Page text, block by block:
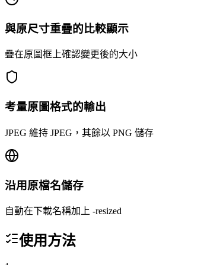
與原尺寸重疊的比較顯示
疊在原圖框上確認變更後的大小
考量原圖格式的輸出
JPEG 維持 JPEG，其餘以 PNG 儲存
沿用原檔名儲存
自動在下載名稱加上 -resized
使用方法